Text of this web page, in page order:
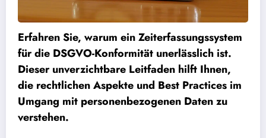
Erfahren Sie, warum ein Zeiterfassungssystem
für die DSGVO-Konformität unerlässlich ist.
Dieser unverzichtbare Leitfaden hilft Ihnen,
die rechtlichen Aspekte und Best Practices im
Umgang mit personenbezogenen Daten zu
verstehen.